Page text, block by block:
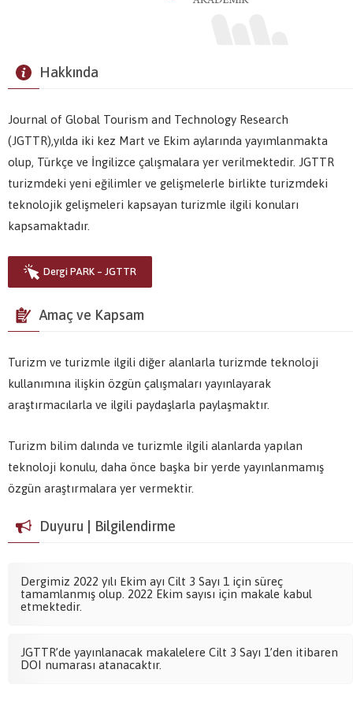
Hakkında
Journal of Global Tourism and Technology Research
(JGTTR),yılda iki kez Mart ve Ekim aylarında yayımlanmakta
olup, Türkçe ve İngilizce çalışmalara yer verilmektedir. JGTTR
turizmdeki yeni eğilimler ve gelişmelerle birlikte turizmdeki
teknolojik gelişmeleri kapsayan turizmle ilgili konuları
kapsamaktadır.
Dergi PARK – JGTTR
Amaç ve Kapsam
Turizm ve turizmle ilgili diğer alanlarla turizmde teknoloji
kullanımına ilişkin özgün çalışmaları yayınlayarak
araştırmacılarla ve ilgili paydaşlarla paylaşmaktır.
Turizm bilim dalında ve turizmle ilgili alanlarda yapılan
teknoloji konulu, daha önce başka bir yerde yayınlanmamış
özgün araştırmalara yer vermektir.
Duyuru | Bilgilendirme
Dergimiz 2022 yılı Ekim ayı Cilt 3 Sayı 1 için süreç
tamamlanmış olup. 2022 Ekim sayısı için makale kabul
etmektedir.
JGTTR’de yayınlanacak makalelere Cilt 3 Sayı 1’den itibaren
DOI numarası atanacaktır.